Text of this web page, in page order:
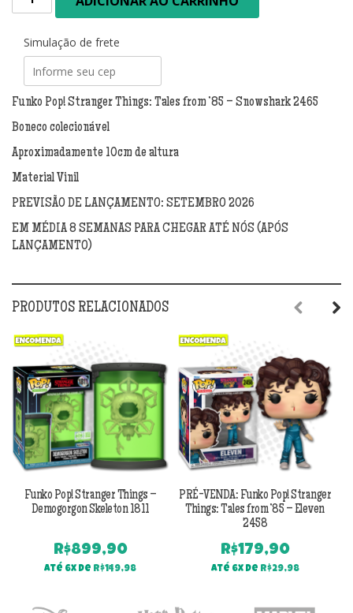
VENDA:
Pop!
Stranger
Things:
Tales
'85
-
Snowshark
2465
quantidade
Simulação de frete
Funko Pop! Stranger Things: Tales from ’85 – Snowshark 2465
Boneco colecionável
Aproximadamente 10cm de altura
Material Vinil
PREVISÃO DE LANÇAMENTO: SETEMBRO 2026
EM MÉDIA 8 SEMANAS PARA CHEGAR ATÉ NÓS (APÓS
LANÇAMENTO)
PRODUTOS RELACIONADOS
Funko Pop! Stranger Things –
Demogorgon Skeleton 1811
R$899,90
Até 6x de R$149,98
PRÉ-VENDA: Funko Pop! Stranger
Things: Tales from ’85 – Eleven
2458
R$179,90
Até 6x de R$29,98